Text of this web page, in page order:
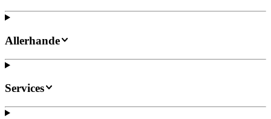
Allerhande
Services